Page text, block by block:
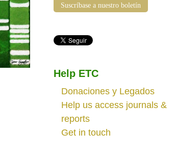
Suscríbase a nuestro boletín
Help ETC
Donaciones y Legados
Help us access journals &
reports
Get in touch